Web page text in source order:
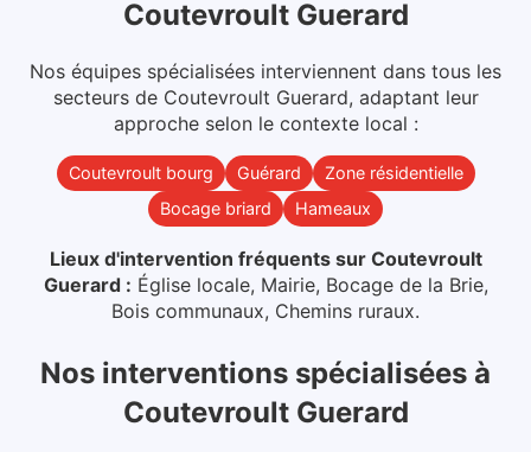
Coutevroult Guerard
Nos équipes spécialisées interviennent dans tous les
secteurs de Coutevroult Guerard, adaptant leur
approche selon le contexte local :
Coutevroult bourg Guérard
Zone résidentielle
Bocage briard
Hameaux
Lieux d'intervention fréquents sur Coutevroult
Guerard : Église locale, Mairie, Bocage de la Brie,
Bois communaux, Chemins ruraux.
Nos interventions spécialisées à
Coutevroult Guerard